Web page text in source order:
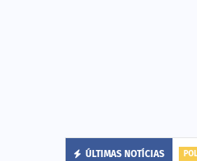
ÚLTIMAS NOTÍCIAS